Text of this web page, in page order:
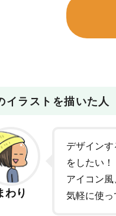
イラストを描いた人
わり
デザイン
をしたい！
アイコン
気軽に使っ